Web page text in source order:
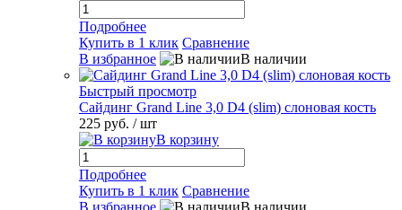
Подробнее
Купить в 1 клик Сравнение
В избранное
В наличии
Быстрый просмотр
Сайдинг Grand Line 3,0 D4 (slim) слоновая кость
225 руб. / шт
В корзину
Подробнее
Купить в 1 клик Сравнение
В избранное
В наличии